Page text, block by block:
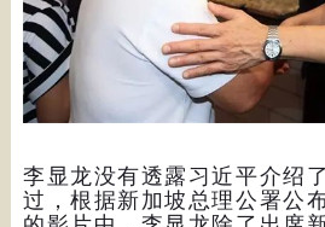
李显龙没有透露习近平介绍
过，根据新加坡总理公署公